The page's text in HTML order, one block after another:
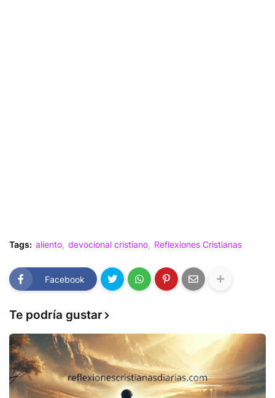
Tags: aliento devocional cristiano Reflexiones Cristianas
Facebook
Te podría gustar